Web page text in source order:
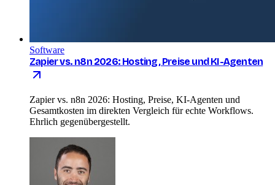
Software
Zapier vs. n8n 2026: Hosting, Preise und KI-Agenten
Zapier vs. n8n 2026: Hosting, Preise, KI-Agenten und
Gesamtkosten im direkten Vergleich für echte Workflows.
Ehrlich gegenübergestellt.